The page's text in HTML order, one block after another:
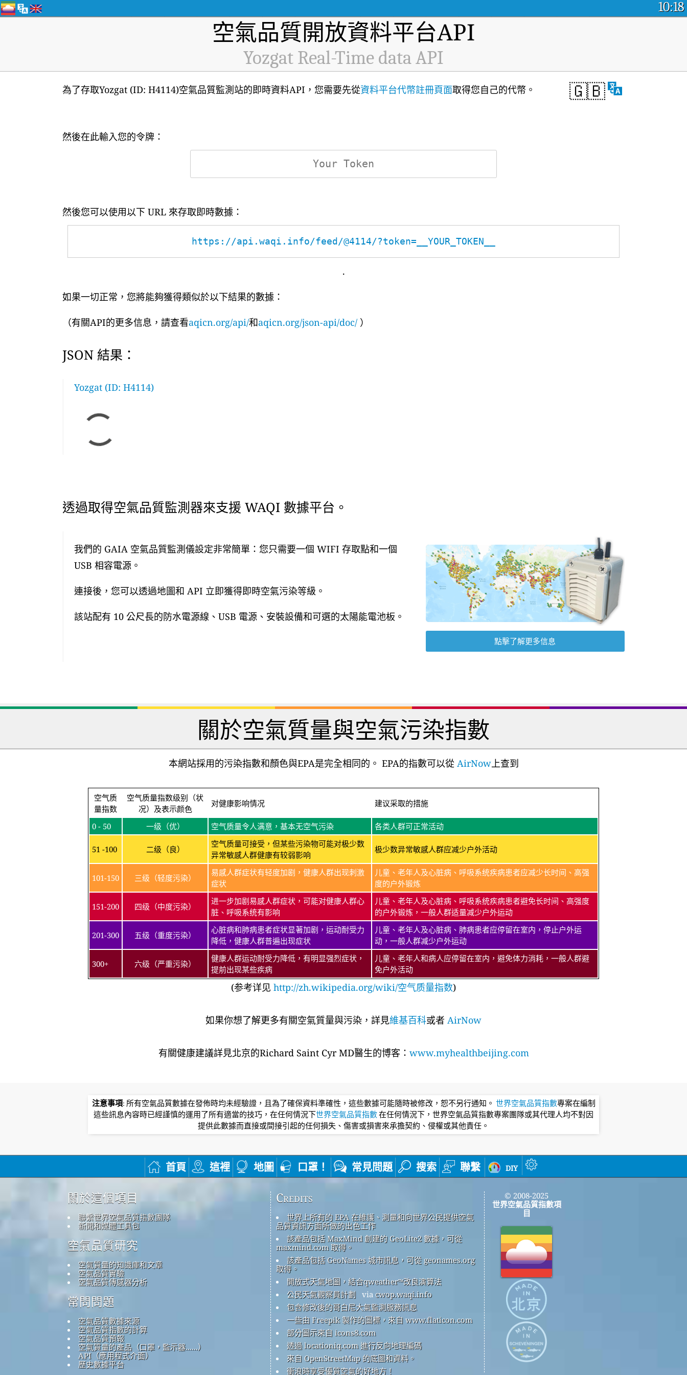
10:18
空氣品質開放資料平台API
Yozgat Real-Time data API
🇬🇧
為了存取Yozgat (ID: H4114)空氣品質監測站的即時資料API，您需要先從資料平台代幣註冊頁面取得您自己的代幣。
然後在此輸入您的令牌：
然後您可以使用以下 URL 來存取即時數據：
https://api.waqi.info/feed/@4114/?token=__YOUR_TOKEN__
.
如果一切正常，您將能夠獲得類似於以下結果的數據：
（有關API的更多信息，請查看aqicn.org/api/和aqicn.org/json-api/doc/ ）
JSON 結果：
Yozgat (ID: H4114)
透過取得空氣品質監測器來支援 WAQI 數據平台。
我們的 GAIA 空氣品質監測儀設定非常簡單：您只需要一個 WIFI 存取點和一個
USB 相容電源。
連接後，您可以透過地圖和 API 立即獲得即時空氣污染等級。
該站配有 10 公尺長的防水電源線、USB 電源、安裝設備和可選的太陽能電池板。
點擊了解更多信息
關於空氣質量與空氣污染指數
本網站採用的污染指數和顏色與EPA是完全相同的。 EPA的指數可以從AirNow上查到
空气质
量指数
空气质量指数级别（状
况）及表示颜色
对健康影响情况 建议采取的措施
0 - 50 一级（优） 空气质量令人满意，基本无空气污染 各类人群可正常活动
51 -100 二级（良）
空气质量可接受，但某些污染物可能对极少数
异常敏感人群健康有较弱影响
极少数异常敏感人群应减少户外活动
101-150 三级（轻度污染）
易感人群症状有轻度加剧，健康人群出现刺激
症状
儿童、老年人及心脏病、呼吸系统疾病患者应减少长时间、高强
度的户外锻炼
151-200 四级（中度污染）
进一步加剧易感人群症状，可能对健康人群心
脏、呼吸系统有影响
儿童、老年人及心脏病、呼吸系统疾病患者避免长时间、高强度
的户外锻炼，一般人群适量减少户外运动
201-300 五级（重度污染）
心脏病和肺病患者症状显著加剧，运动耐受力
降低，健康人群普遍出现症状
儿童、老年人及心脏病、肺病患者应停留在室内，停止户外运
动，一般人群减少户外运动
300+ 六级（严重污染）
健康人群运动耐受力降低，有明显强烈症状，
提前出现某些疾病
儿童、老年人和病人应停留在室内，避免体力消耗，一般人群避
免户外活动
(参考详见 http://zh.wikipedia.org/wiki/空气质量指数)
如果你想了解更多有關空氣質量與污染，詳見維基百科或者 AirNow
有關健康建議詳​​見北京的Richard Saint Cyr MD醫生的博客： www.myhealthbeijing.com
注意事項: 所有空氣品質數據在發佈時均未經驗證，且為了確保資料準確性，這些數據可能隨時被修改，恕不另行通知。 世界空氣品質指數專案在編制
這些訊息內容時已經謹慎的運用了所有適當的技巧，在任何情況下世界空氣品質指數在任何情況下，世界空氣品質指數專案團隊或其代理人均不對因
提供此數據而直接或間接引起的任何損失、傷害或損害來承擔契約、侵權或其他責任。
首頁 這裡 地圖 口罩！ 常見問題 搜索 聯繫 diy
關於這個項目
聯繫世界空氣品質指數團隊
新聞和媒體工具包
空氣品質研究
空氣質量的知識庫和文章
空氣品質實驗
空氣品質傳感器分析
常問問題
空氣品質數據來源
空氣品質指數的計算
空氣品質預報
空氣質量的產品（口罩，監示器......）
API（應用程式介面）
歷史數據平台
Credits
世界上所有的 EPA 在維護、測量和向世界公民提供空氣
品質資訊方面所做的出色工作
該產品包括 MaxMind 創建的 GeoLite2 數據，可從
maxmind.com 取得。
該產品包括 GeoNames 城市訊息，可從 geonames.org
取得。
開放式天氣地圖，結合qweather™改良演算法
公民天氣觀察員計劃 via cwop.waqi.info
包含修改後的哥白尼大氣監測服務訊息
一些由 Freepik 製作的圖標，來自 www.flaticon.com
部分圖示來自 icons8.com
透過 locationiq.com 進行反向地理編碼
來自 OpenStreetMap 的底圖和資料。
衝浪時享受優質空氣的好地方！
© 2008-2025
世界空氣品質指數項
目